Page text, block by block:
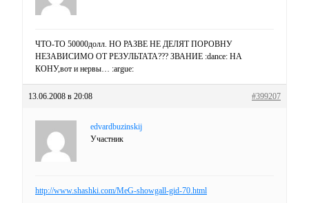
ЧТО-ТО 50000долл. НО РАЗВЕ НЕ ДЕЛЯТ ПОРОВНУ
НЕЗАВИСИМО ОТ РЕЗУЛЬТАТА??? ЗВАНИЕ :dance: НА
КОНУ,вот и нервы… :argue:
13.06.2008 в 20:08 #399207
edvardbuzinskij
Участник
http://www.shashki.com/MeG-showgall-gid-70.html